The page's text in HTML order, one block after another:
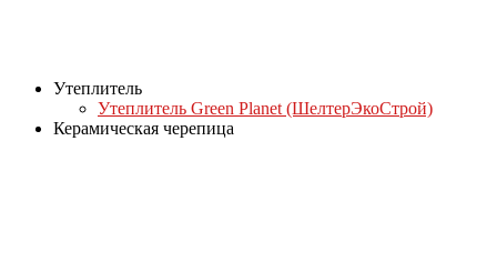
Утеплитель
Утеплитель Green Planet (ШелтерЭкоСтрой)
Керамическая черепица